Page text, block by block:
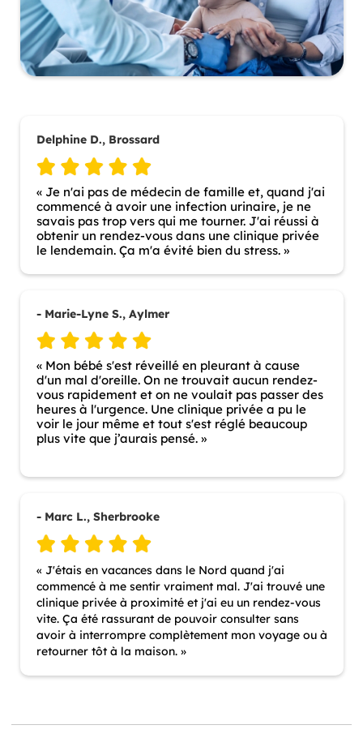
Delphine D., Brossard
« Je n'ai pas de médecin de famille et, quand j'ai
commencé à avoir une infection urinaire, je ne
savais pas trop vers qui me tourner. J'ai réussi à
obtenir un rendez-vous dans une clinique privée
le lendemain. Ça m'a évité bien du stress. »
- Marie-Lyne S., Aylmer
« Mon bébé s'est réveillé en pleurant à cause
d'un mal d'oreille. On ne trouvait aucun rendez-
vous rapidement et on ne voulait pas passer des
heures à l'urgence. Une clinique privée a pu le
voir le jour même et tout s'est réglé beaucoup
plus vite que j’aurais pensé. »
- Marc L., Sherbrooke
« J'étais en vacances dans le Nord quand j'ai
commencé à me sentir vraiment mal. J'ai trouvé une
clinique privée à proximité et j'ai eu un rendez-vous
vite. Ça été rassurant de pouvoir consulter sans
avoir à interrompre complètement mon voyage ou à
retourner tôt à la maison. »